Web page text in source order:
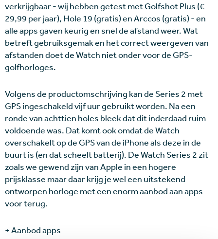
verkrijgbaar - wij hebben getest met Golfshot Plus (€
29,99 per jaar), Hole 19 (gratis) en Arccos (gratis) - en
alle apps gaven keurig en snel de afstand weer. Wat
betreft gebruiksgemak en het correct weergeven van
afstanden doet de Watch niet onder voor de GPS-
golfhorloges.
Volgens de productomschrijving kan de Series 2 met
GPS ingeschakeld vijf uur gebruikt worden. Na een
ronde van achttien holes bleek dat dit inderdaad ruim
voldoende was. Dat komt ook omdat de Watch
overschakelt op de GPS van de iPhone als deze in de
buurt is (en dat scheelt batterij). De Watch Series 2 zit
zoals we gewend zijn van Apple in een hogere
prijsklasse maar daar krijg je wel een uitstekend
ontworpen horloge met een enorm aanbod aan apps
voor terug.
+ Aanbod apps